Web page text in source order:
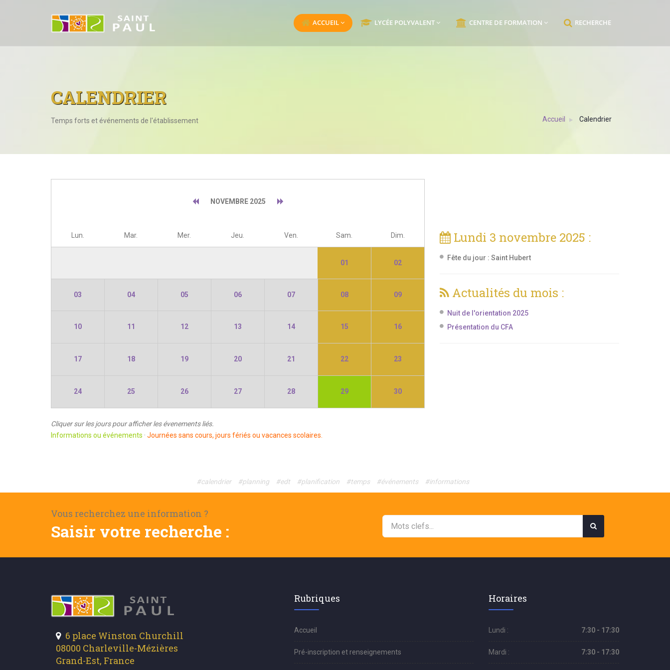
ACCUEIL LYCÉE POLYVALENT CENTRE DE FORMATION RECHERCHE
CALENDRIER
Temps forts et événements de l'établissement Accueil Calendrier
NOVEMBRE 2025
Lun. Mar. Mer. Jeu. Ven. Sam. Dim.
01 02
03 04 05 06 07 08 09
10 11 12 13 14 15 16
17 18 19 20 21 22 23
24 25 26 27 28 29 30
Cliquer sur les jours pour afficher les évenements liés.
Informations ou événements · Journées sans cours, jours fériés ou vacances scolaires.
Lundi 3 novembre 2025 :
Fête du jour : Saint Hubert
Actualités du mois :
Nuit de l'orientation 2025
Présentation du CFA
#calendrier #planning #edt #planification #temps #événements #informations
Vous recherchez une information ?
Saisir votre recherche :
6 place Winston Churchill
08000 Charleville-Mézières
Grand-Est, France
Rubriques
Accueil
Pré-inscription et renseignements
Horaires
Lundi : 7:30 - 17:30
Mardi : 7:30 - 17:30